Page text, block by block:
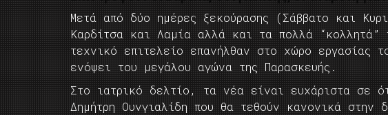
Μετά από δύο ημέρες ξεκούρασης (Σάββατο και
Καρδίτσα και Λαμία αλλά και τα πολλά
τεχνικό επιτελείο επανήλθαν στο χώρο εργασίας
ενόψει του μεγάλου αγώνα της Παρασκευής.
Στο ιατρικό δελτίο, τα νέα είναι ευχάριστα σε
Δημήτρη Ουνγιαλίδη που θα τεθούν κανονικά στην